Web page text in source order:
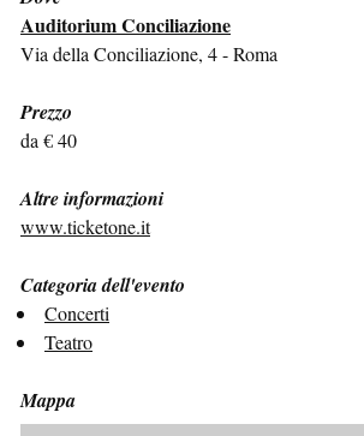
Auditorium Conciliazione
Via della Conciliazione, 4 - Roma
Prezzo
da € 40
Altre informazioni
www.ticketone.it
Categoria dell'evento
Concerti
Teatro
Mappa